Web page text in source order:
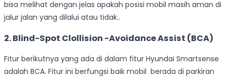
bisa melihat dengan jelas apakah posisi mobil masih aman di
jalur jalan yang dilalui atau tidak..
2. Blind-Spot Clollision -Avoidance Assist (BCA)
Fitur berikutnya yang ada di dalam fitur Hyundai Smartsense
adalah BCA. Fitur ini berfungsi baik mobil berada di parkiran